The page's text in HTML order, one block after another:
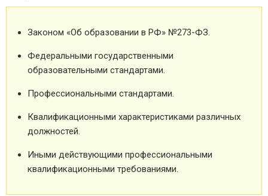
Законом «Об образовании в РФ» №273-ФЗ.
Федеральными государственными
образовательными стандартами.
Профессиональными стандартами.
Квалификационными характеристиками различных
должностей.
Иными действующими профессиональными
квалификационными требованиями.